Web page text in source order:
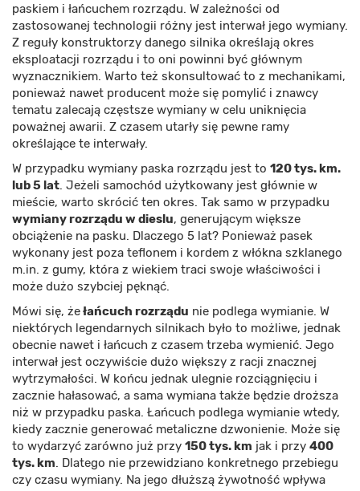
paskiem i łańcuchem rozrządu. W zależności od
zastosowanej technologii różny jest interwał jego wymiany.
Z reguły konstruktorzy danego silnika określają okres
eksploatacji rozrządu i to oni powinni być głównym
wyznacznikiem. Warto też skonsultować to z mechanikami,
ponieważ nawet producent może się pomylić i znawcy
tematu zalecają częstsze wymiany w celu uniknięcia
poważnej awarii. Z czasem utarły się pewne ramy
określające te interwały.
W przypadku wymiany paska rozrządu jest to 120 tys. km.
lub 5 lat. Jeżeli samochód użytkowany jest głównie w
mieście, warto skrócić ten okres. Tak samo w przypadku
wymiany rozrządu w dieslu, generującym większe
obciążenie na pasku. Dlaczego 5 lat? Ponieważ pasek
wykonany jest poza teflonem i kordem z włókna szklanego
m.in. z gumy, która z wiekiem traci swoje właściwości i
może dużo szybciej pęknąć.
Mówi się, żełańcuch rozrządu nie podlega wymianie. W
niektórych legendarnych silnikach było to możliwe, jednak
obecnie nawet i łańcuch z czasem trzeba wymienić. Jego
interwał jest oczywiście dużo większy z racji znacznej
wytrzymałości. W końcu jednak ulegnie rozciągnięciu i
zacznie hałasować, a sama wymiana także będzie droższa
niż w przypadku paska. Łańcuch podlega wymianie wtedy,
kiedy zacznie generować metaliczne dzwonienie. Może się
to wydarzyć zarówno już przy 150 tys. km jak i przy 400
tys. km. Dlatego nie przewidziano konkretnego przebiegu
czy czasu wymiany. Na jego dłuższą żywotność wpływa